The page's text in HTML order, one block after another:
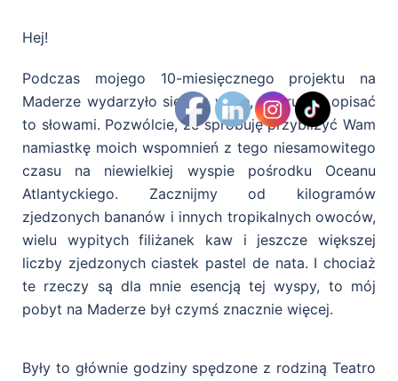
Hej!
Podczas mojego 10-miesięcznego projektu na
Maderze wydarzyło się tak wiele, że trudno opisać
to słowami. Pozwólcie, że spróbuję przybliżyć Wam
namiastkę moich wspomnień z tego niesamowitego
czasu na niewielkiej wyspie pośrodku Oceanu
Atlantyckiego. Zacznijmy od kilogramów
zjedzonych bananów i innych tropikalnych owoców,
wielu wypitych filiżanek kaw i jeszcze większej
liczby zjedzonych ciastek pastel de nata. I chociaż
te rzeczy są dla mnie esencją tej wyspy, to mój
pobyt na Maderze był czymś znacznie więcej.
Były to głównie godziny spędzone z rodziną Teatro